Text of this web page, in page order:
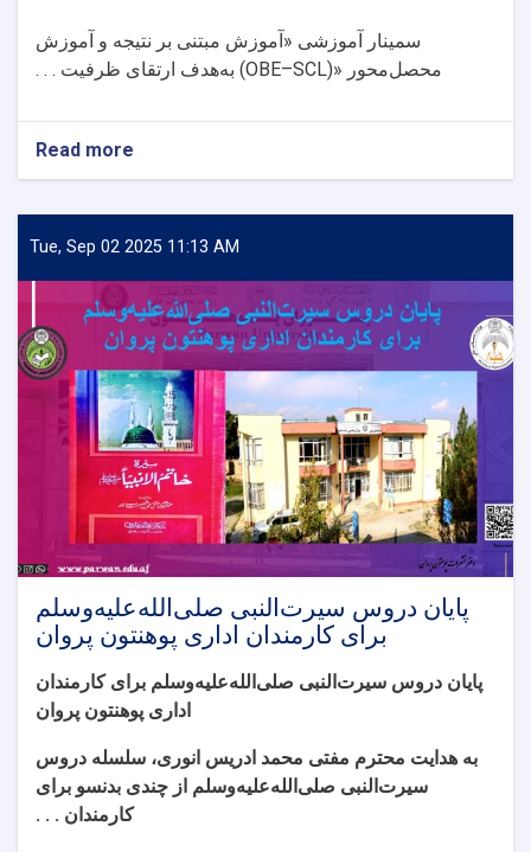
سمینار آموزشی «آموزش مبتنی بر نتیجه و آموزش
محصل‌محور (OBE–SCL)» به‌هدف ارتقای ظرفیت . . .
Read more
آغاز
ده‌روزه
آموزش
نتیجه
و
برای
ارتقای
کیفیت
تدریس
در
پوهنتون
پروان
Tue, Sep 02 2025 11:13 AM
پایان دروس سیرت‌النبی صلی‌الله‌علیه‌وسلم
برای کارمندان اداری پوهنتون پروان
پایان دروس سیرت‌النبی صلی‌الله‌علیه‌وسلم برای کارمندان
اداری پوهنتون پروان
به هدایت محترم مفتی محمد ادریس انوری، سلسله دروس
سیرت‌النبی صلی‌الله‌علیه‌وسلم از چندی بدنسو برای
کارمندان . . .